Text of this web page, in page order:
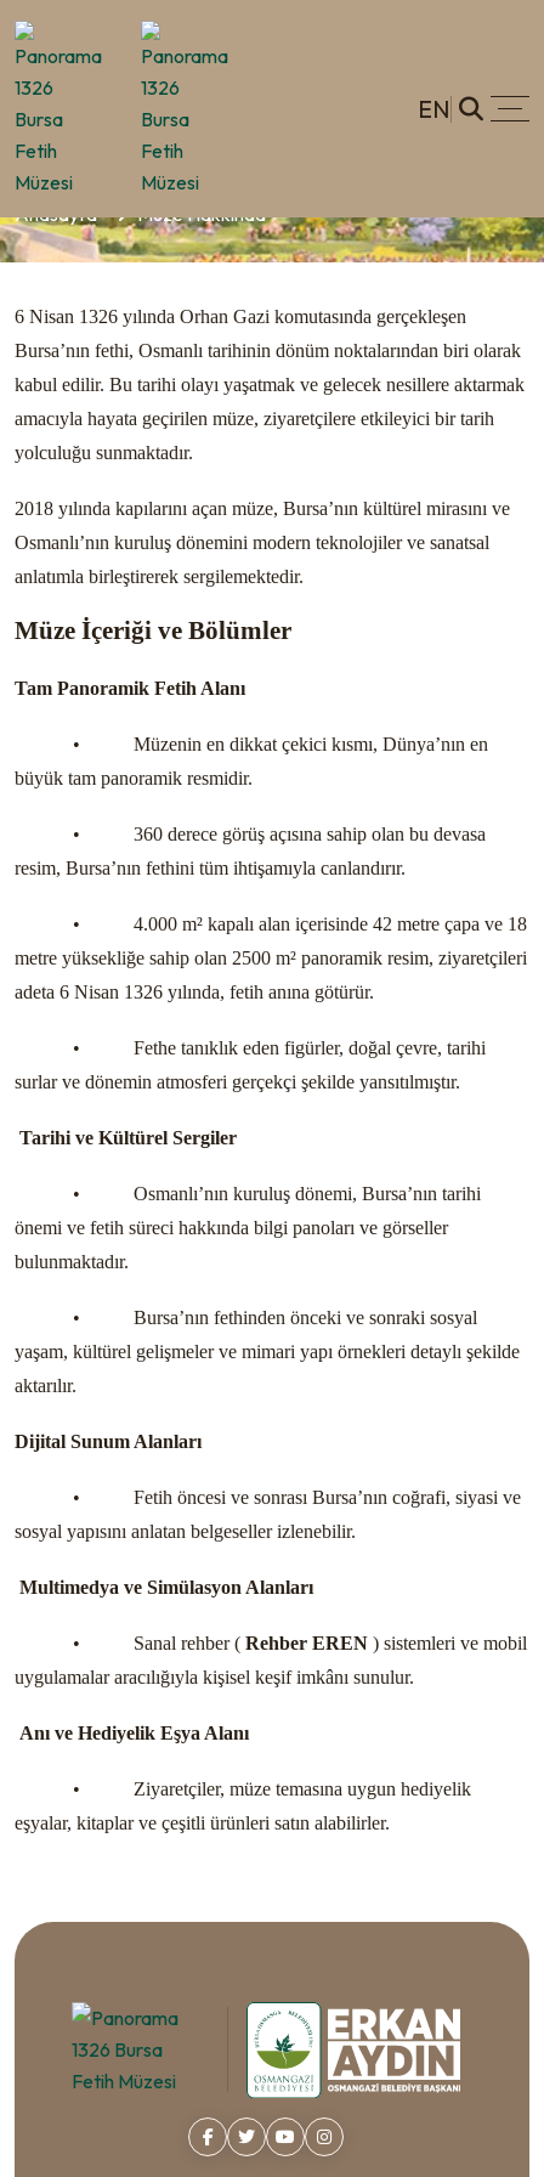
EN
Müze Hakkında
Anasayfa Müze Hakkında
6 Nisan 1326 yılında Orhan Gazi komutasında gerçekleşen
Bursa’nın fethi, Osmanlı tarihinin dönüm noktalarından biri olarak
kabul edilir. Bu tarihi olayı yaşatmak ve gelecek nesillere aktarmak
amacıyla hayata geçirilen müze, ziyaretçilere etkileyici bir tarih
yolculuğu sunmaktadır.
2018 yılında kapılarını açan müze, Bursa’nın kültürel mirasını ve
Osmanlı’nın kuruluş dönemini modern teknolojiler ve sanatsal
anlatımla birleştirerek sergilemektedir.
Müze İçeriği ve Bölümler
Tam Panoramik Fetih Alanı
•
Müzenin en dikkat çekici kısmı, Dünya’nın en
büyük tam panoramik resmidir.
•
360 derece görüş açısına sahip olan bu devasa
resim, Bursa’nın fethini tüm ihtişamıyla canlandırır.
•
4.000 m² kapalı alan içerisinde 42 metre çapa ve 18
metre yüksekliğe sahip olan 2500 m² panoramik resim, ziyaretçileri
adeta 6 Nisan 1326 yılında, fetih anına götürür.
•
Fethe tanıklık eden figürler, doğal çevre, tarihi
surlar ve dönemin atmosferi gerçekçi şekilde yansıtılmıştır.
Tarihi ve Kültürel Sergiler
•
Osmanlı’nın kuruluş dönemi, Bursa’nın tarihi
önemi ve fetih süreci hakkında bilgi panoları ve görseller
bulunmaktadır.
•
Bursa’nın fethinden önceki ve sonraki sosyal
yaşam, kültürel gelişmeler ve mimari yapı örnekleri detaylı şekilde
aktarılır.
Dijital Sunum Alanları
•
Fetih öncesi ve sonrası Bursa’nın coğrafi, siyasi ve
sosyal yapısını anlatan belgeseller izlenebilir.
Multimedya ve Simülasyon Alanları
• Sanal rehber ( Rehber EREN ) sistemleri ve mobil
uygulamalar aracılığıyla kişisel keşif imkânı sunulur.
Anı ve Hediyelik Eşya Alanı
•
Ziyaretçiler, müze temasına uygun hediyelik
eşyalar, kitaplar ve çeşitli ürünleri satın alabilirler.